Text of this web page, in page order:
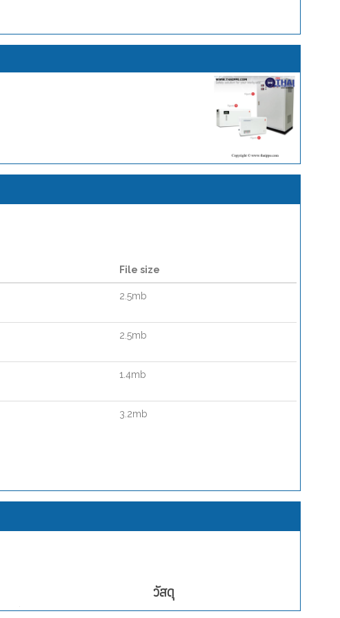
File size
2.5mb
2.5mb
1.4mb
3.2mb
วัสดุ